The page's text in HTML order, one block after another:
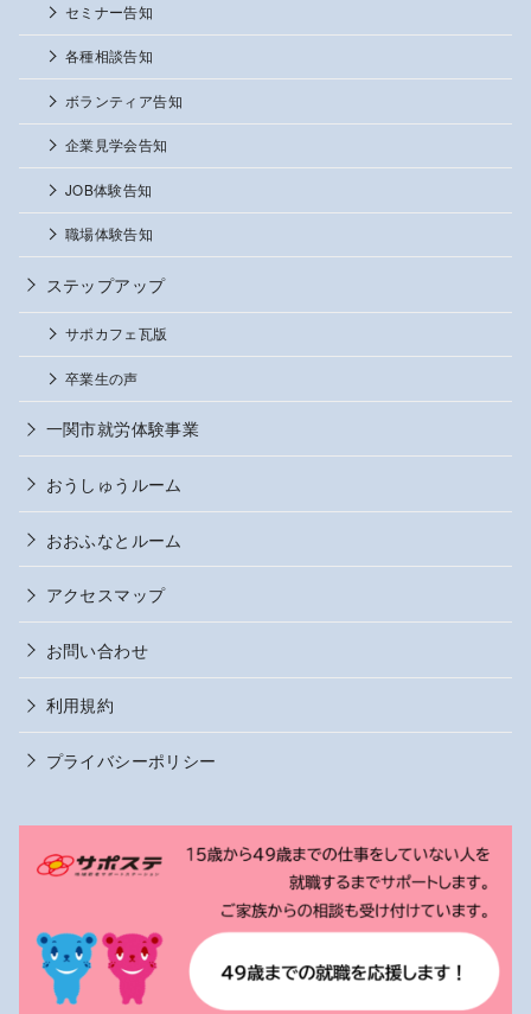
セミナー告知
各種相談告知
ボランティア告知
企業見学会告知
JOB体験告知
職場体験告知
ステップアップ
サポカフェ瓦版
卒業生の声
一関市就労体験事業
おうしゅうルーム
おおふなとルーム
アクセスマップ
お問い合わせ
利用規約
プライバシーポリシー